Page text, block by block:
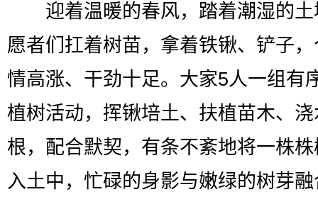
迎着温暖的春风，踏着潮湿的土
愿者们扛着树苗，拿着铁锹、铲子
情高涨、干劲十足。大家5人一组有
植树活动，挥锹培土、扶植苗木、
根，配合默契，有条不紊地将一株
入土中，忙碌的身影与嫩绿的树芽